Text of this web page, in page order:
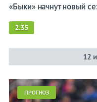
«Быки» начнут новый
2.35
12
ПРОГНОЗ